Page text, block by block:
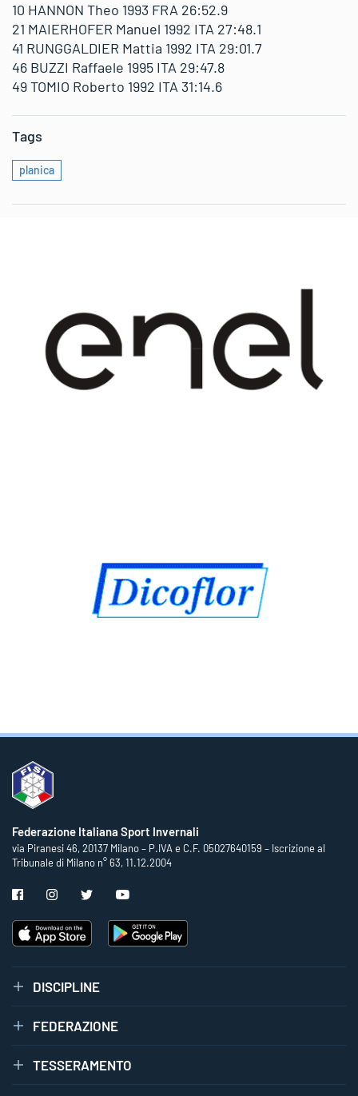
10 HANNON Theo 1993 FRA 26:52.9
21 MAIERHOFER Manuel 1992 ITA 27:48.1
41 RUNGGALDIER Mattia 1992 ITA 29:01.7
46 BUZZI Raffaele 1995 ITA 29:47.8
49 TOMIO Roberto 1992 ITA 31:14.6
Tags
planica
Federazione Italiana Sport Invernali
via Piranesi 46, 20137 Milano – P.IVA e C.F. 05027640159 – Iscrizione al
Tribunale di Milano n° 63, 11.12.2004
DISCIPLINE
FEDERAZIONE
TESSERAMENTO